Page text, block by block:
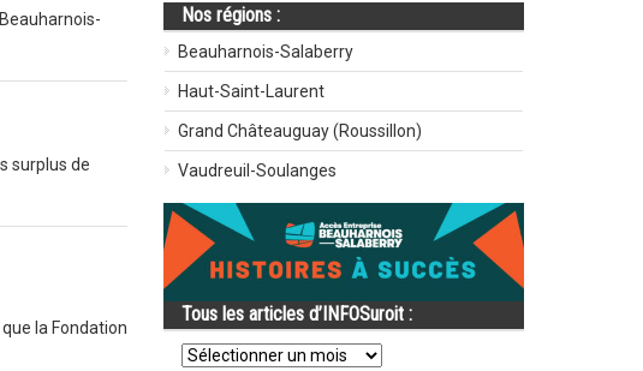
surplus de
la Fondation
Nos régions :
Beauharnois-Salaberry
Haut-Saint-Laurent
Grand Châteauguay (Roussillon)
Vaudreuil-Soulanges
Tous les articles d’INFOSuroit :
Tous
les